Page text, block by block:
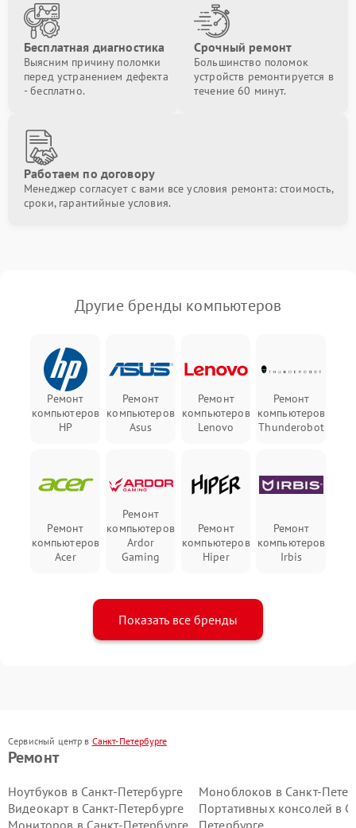
Бесплатная диагностика
Выясним причину поломки
перед устранением дефекта
- бесплатно.
Срочный ремонт
Большинство поломок
устройств ремонтируется в
течение 60 минут.
Работаем по договору
Менеджер согласует с вами все условия ремонта: стоимость,
сроки, гарантийные условия.
Другие бренды компьютеров
Ремонт
компьютеров
HP
Ремонт
компьютеров
Asus
Ремонт
компьютеров
Lenovo
Ремонт
компьютеров
Thunderobot
Ремонт
компьютеров
Acer
Ремонт
компьютеров
Ardor
Gaming
Ремонт
компьютеров
Hiper
Ремонт
компьютеров
Irbis
Показать все бренды
Сервисный центр в Санкт-Петербурге
Ремонт
Ноутбуков в Санкт-Петербурге
Видеокарт в Санкт-Петербурге
Мониторов в Санкт-Петербурге
Моноблоков в Санкт-
Портативных консолей в
Петербурге